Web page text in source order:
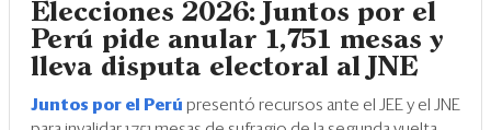
Elecciones 2026: Juntos por el
Perú pide anular 1,751 mesas y
lleva disputa electoral al JNE
Juntos por el Perú presentó recursos ante el JEE y el JNE